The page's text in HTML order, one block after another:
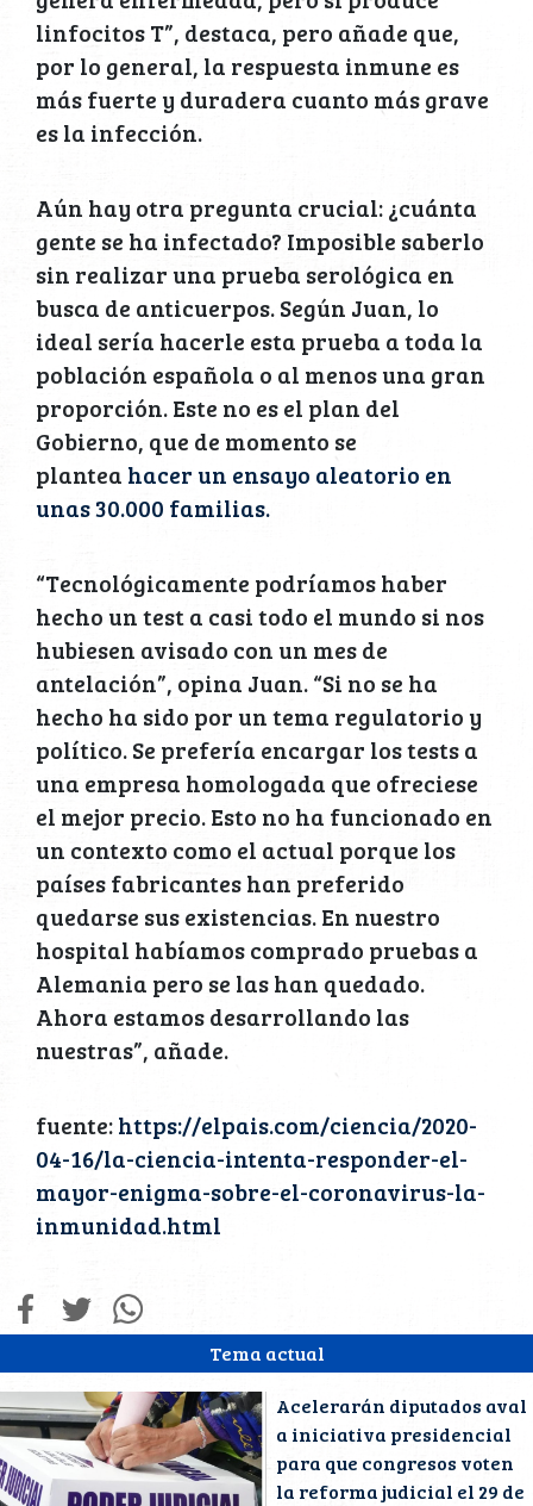
Tema actual
Acelerarán diputados aval
a iniciativa presidencial
para que congresos voten
la reforma judicial el 29 de
linfocitos T”, destaca, pero añade que,
por lo general, la respuesta inmune es
más fuerte y duradera cuanto más grave
es la infección.
Aún hay otra pregunta crucial: ¿cuánta
gente se ha infectado? Imposible saberlo
sin realizar una prueba serológica en
busca de anticuerpos. Según Juan, lo
ideal sería hacerle esta prueba a toda la
población española o al menos una gran
proporción. Este no es el plan del
Gobierno, que de momento se
plantea hacer un ensayo aleatorio en
unas 30.000 familias.
“Tecnológicamente podríamos haber
hecho un test a casi todo el mundo si nos
hubiesen avisado con un mes de
antelación”, opina Juan. “Si no se ha
hecho ha sido por un tema regulatorio y
político. Se prefería encargar los tests a
una empresa homologada que ofreciese
el mejor precio. Esto no ha funcionado en
un contexto como el actual porque los
países fabricantes han preferido
quedarse sus existencias. En nuestro
hospital habíamos comprado pruebas a
Alemania pero se las han quedado.
Ahora estamos desarrollando las
nuestras”, añade.
fuente:https://elpais.com/ciencia/2020-
04-16/la-ciencia-intenta-responder-el-
mayor-enigma-sobre-el-coronavirus-la-
inmunidad.html